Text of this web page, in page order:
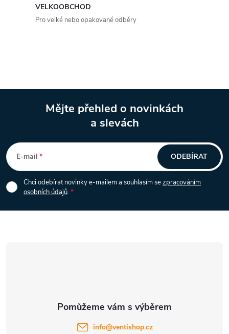
y
p
i
s
u
VELKOOBCHOD
Pro velké nebo opakované odběry
á
p
a
Mějte přehled o novinkách
a slevách
E-mail
Chci odebírat novinky e-mailem a souhlasím sezpracováním
osobních údajů.
ODEBÍRAT
info@ventishop.cz